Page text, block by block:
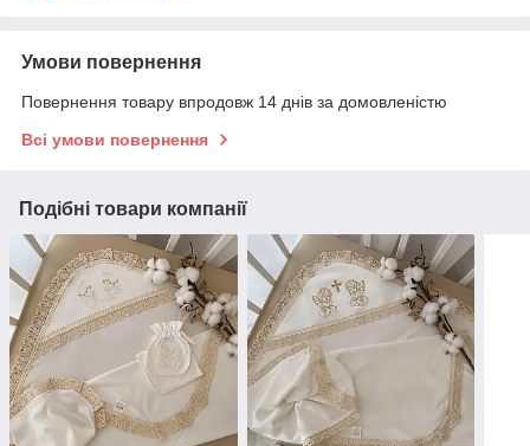
Умови повернення
Повернення товару впродовж 14 днів за домовленістю
Всі умови повернення
Подібні товари компанії